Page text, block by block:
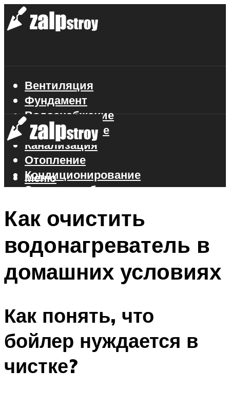
Вентиляция
Фундамент
Водоснабжение
Газоснабжение
Канализация
Отопление
Кондиционирование
Электроснабжение
Меню
Меню
Как очистить
водонагреватель в
домашних условиях
Как понять, что
бойлер нуждается в
чистке?